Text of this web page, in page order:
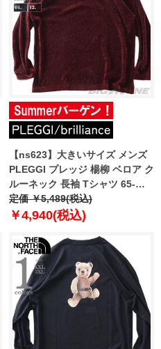
【ns623】大きいサイズ メンズ
PLEGGI プレッジ 楊柳 ベロア ク
ルーネック 長袖 Tシャツ 65-
88373-2
定価 ￥5,489(税込)
￥4,940(税込)